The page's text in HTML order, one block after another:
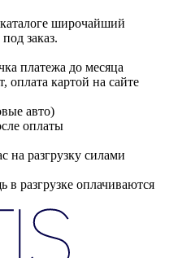
широчайший
заказ.
платежа до месяца
оплата картой на сайте
авто)
оплаты
на разгрузку силами
разгрузке оплачиваются